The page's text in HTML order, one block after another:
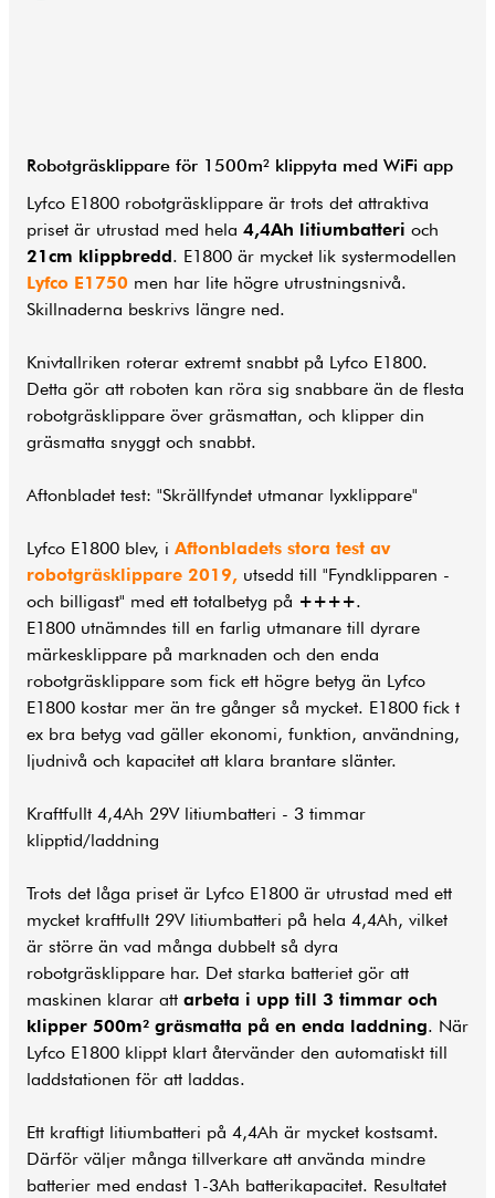
Robotgräsklippare för 1500m² klippyta med WiFi app
Lyfco E1800 robotgräsklippare är trots det attraktiva
priset är utrustad med hela 4,4Ah litiumbatteri och
21cm klippbredd. E1800 är mycket lik systermodellen
Lyfco E1750 men har lite högre utrustningsnivå.
Skillnaderna beskrivs längre ned.
Knivtallriken roterar extremt snabbt på Lyfco E1800.
Detta gör att roboten kan röra sig snabbare än de flesta
robotgräsklippare över gräsmattan, och klipper din
gräsmatta snyggt och snabbt.
Aftonbladet test: "Skrällfyndet utmanar lyxklippare"
Lyfco E1800 blev, i Aftonbladets stora test av
robotgräsklippare 2019, utsedd till "Fyndklipparen -
och billigast" med ett totalbetyg på ++++.
E1800 utnämndes till en farlig utmanare till dyrare
märkesklippare på marknaden och den enda
robotgräsklippare som fick ett högre betyg än Lyfco
E1800 kostar mer än tre gånger så mycket. E1800 fick t
ex bra betyg vad gäller ekonomi, funktion, användning,
ljudnivå och kapacitet att klara brantare slänter.
Kraftfullt 4,4Ah 29V litiumbatteri - 3 timmar
klipptid/laddning
Trots det låga priset är Lyfco E1800 är utrustad med ett
mycket kraftfullt 29V litiumbatteri på hela 4,4Ah, vilket
är större än vad många dubbelt så dyra
robotgräsklippare har. Det starka batteriet gör att
maskinen klarar att arbeta i upp till 3 timmar och
klipper 500m² gräsmatta på en enda laddning. När
Lyfco E1800 klippt klart återvänder den automatiskt till
laddstationen för att laddas.
Ett kraftigt litiumbatteri på 4,4Ah är mycket kostsamt.
Därför väljer många tillverkare att använda mindre
batterier med endast 1-3Ah batterikapacitet. Resultatet